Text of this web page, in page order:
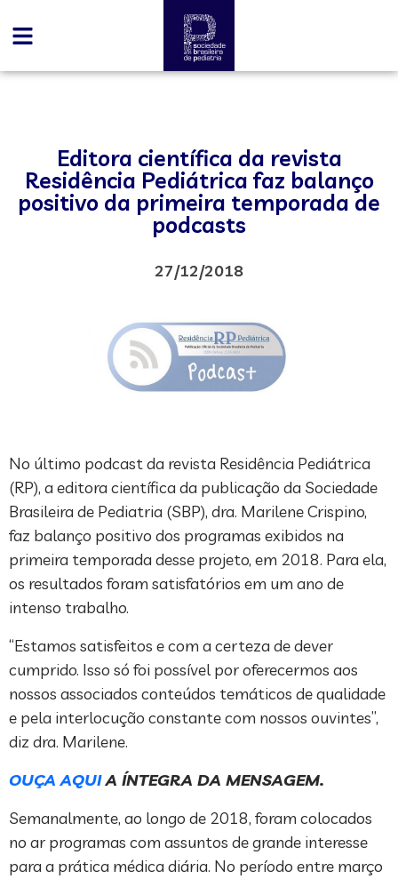
Editora científica da revista
Residência Pediátrica faz balanço
positivo da primeira temporada de
podcasts
27/12/2018
No último podcast da revista Residência Pediátrica
(RP), a editora científica da publicação da Sociedade
Brasileira de Pediatria (SBP), dra. Marilene Crispino,
faz balanço positivo dos programas exibidos na
primeira temporada desse projeto, em 2018. Para ela,
os resultados foram satisfatórios em um ano de
intenso trabalho.
“Estamos satisfeitos e com a certeza de dever
cumprido. Isso só foi possível por oferecermos aos
nossos associados conteúdos temáticos de qualidade
e pela interlocução constante com nossos ouvintes”,
diz dra. Marilene.
OUÇA AQUIA ÍNTEGRA DA MENSAGEM.
Semanalmente, ao longo de 2018, foram colocados
no ar programas com assuntos de grande interesse
para a prática médica diária. No período entre março